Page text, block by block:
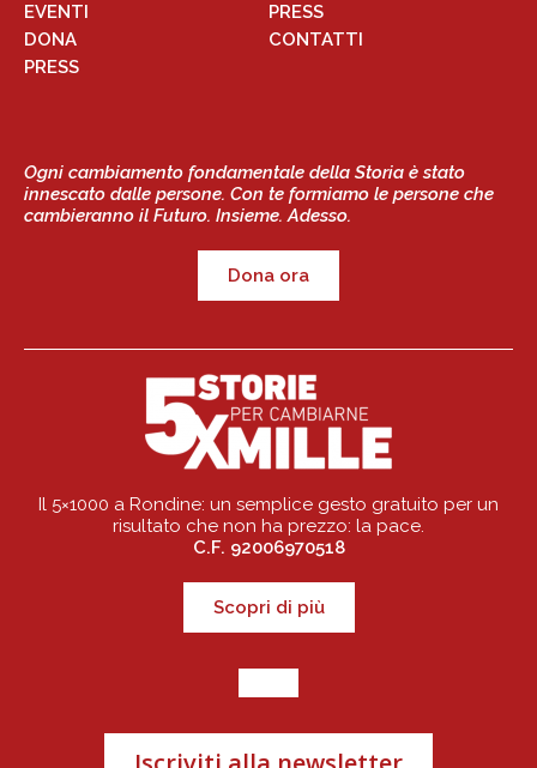
EVENTI
DONA
PRESS
PRESS
CONTATTI
Ogni cambiamento fondamentale della Storia è stato
innescato dalle persone. Con te formiamo le persone che
cambieranno il Futuro. Insieme. Adesso.
Dona ora
Il 5×1000 a Rondine: un semplice gesto gratuito per un
risultato che non ha prezzo: la pace.
C.F. 92006970518
Scopri di più